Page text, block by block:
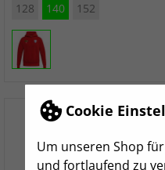
Cookie
Um unseren Shop
und fortlaufend zu
128 140 152